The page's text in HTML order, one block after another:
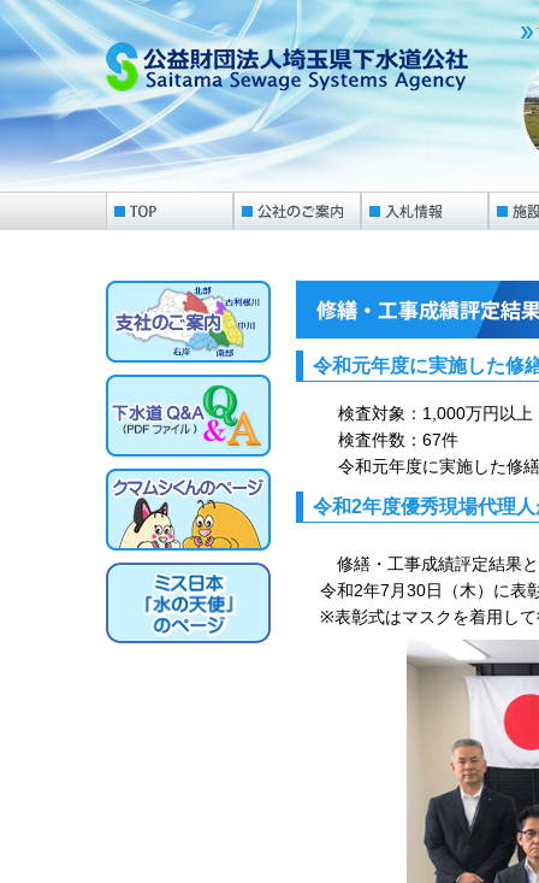
令和元年度に実施した修
検査対象：1,000万円以上
検査件数：67件
令和元年度に実施した修
令和2年度優秀現場代理
修繕・工事成績評定結果
令和2年7月30日（木）に表
※表彰式はマスクを着用し